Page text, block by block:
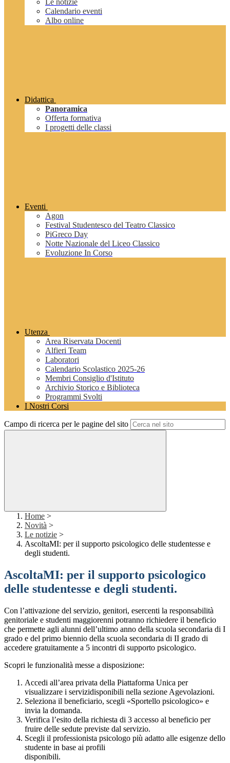
Le notizie
Calendario eventi
Albo online
Didattica
Panoramica
Offerta formativa
I progetti delle classi
Eventi
Agon
Festival Studentesco del Teatro Classico
PiGreco Day
Notte Nazionale del Liceo Classico
Evoluzione In Corso
Utenza
Area Riservata Docenti
Alfieri Team
Laboratori
Calendario Scolastico 2025-26
Membri Consiglio d'Istituto
Archivio Storico e Biblioteca
Programmi Svolti
I Nostri Corsi
Campo di ricerca per le pagine del sito
Home >
Novità >
Le notizie >
AscoltaMI: per il supporto psicologico delle studentesse e
degli studenti.
AscoltaMI: per il supporto psicologico
delle studentesse e degli studenti.
Con l’attivazione del servizio, genitori, esercenti la responsabilità
genitoriale e studenti maggiorenni potranno richiedere il beneficio
che permette agli alunni dell’ultimo anno della scuola secondaria di I
grado e del primo biennio della scuola secondaria di II grado di
accedere gratuitamente a 5 incontri di supporto psicologico.
Scopri le funzionalità messe a disposizione:
Accedi all’area privata della Piattaforma Unica per
visualizzare i servizidisponibili nella sezione Agevolazioni.
Seleziona il beneficiario, scegli «Sportello psicologico» e
invia la domanda.
Verifica l’esito della richiesta di 3 accesso al beneficio per
fruire delle sedute previste dal servizio.
Scegli il professionista psicologo più adatto alle esigenze dello
studente in base ai profili
disponibili.